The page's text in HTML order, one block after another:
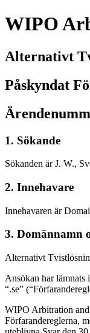
WIPO
Alternativt
Påskyndat
1. Sökande
Sökanden är J. W.,
2. Innehavare
Innehavaren är
3. Domännamn
Alternativt
Ansökan har lämnats
“.se”
WIPO Arbitration
Förfarandereglerna,